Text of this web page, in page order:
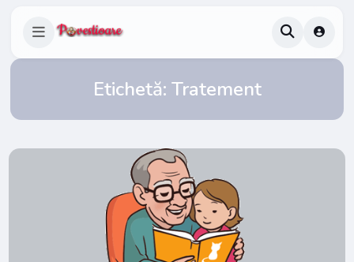
Etichetă: Tratement